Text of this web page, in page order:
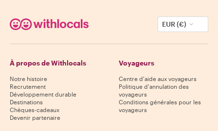
EUR (€)
À propos de Withlocals
Notre histoire
Recrutement
Développement durable
Destinations
Chèques-cadeaux
Devenir partenaire
Voyageurs
Centre d'aide aux voyageurs
Politique d'annulation des
voyageurs
Conditions générales pour les
voyageurs